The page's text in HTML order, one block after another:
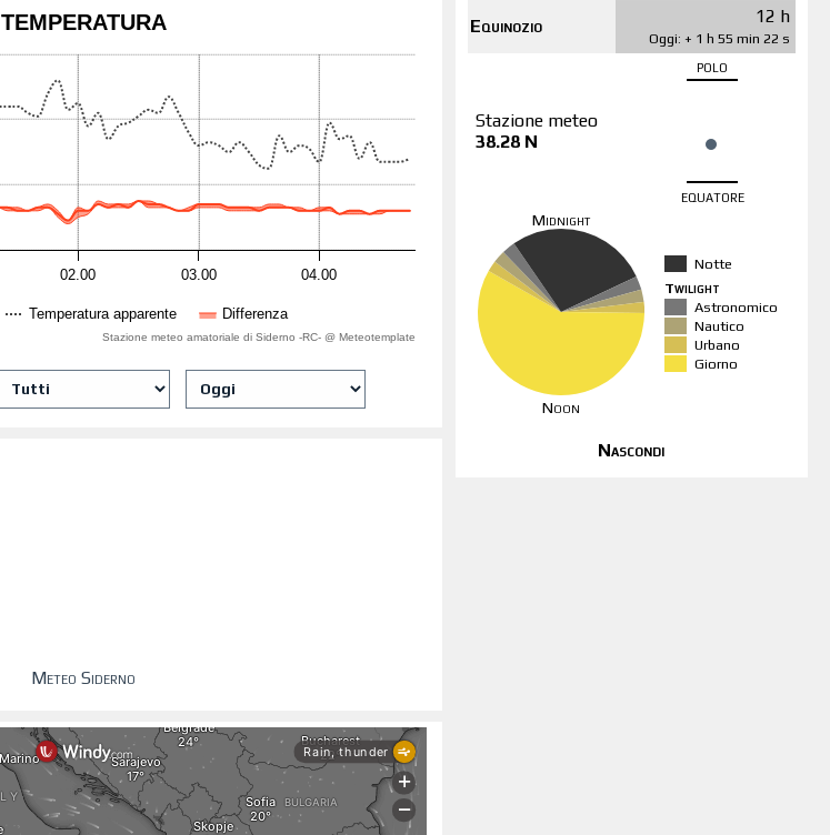
TEMPERATURA
Temperatura apparente Differenza
02.00 03.00 04.00
Stazione meteo amatoriale di Siderno -RC- @ Meteotemplate
Meteo Siderno
Equinozio 12 h
Oggi: + 1 h 55 min 22 s
Stazione meteo
38.28 N
polo
equatore
Midnight
Noon
Notte
Twilight
Astronomico
Nautico
Urbano
Giorno
Nascondi